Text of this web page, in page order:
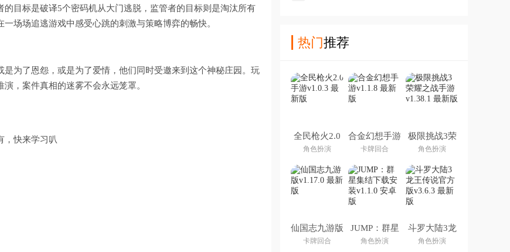
目标是破译5个密码机从大门逃脱，监管者的目标则是淘汰所有
场场追逃游戏中感受心跳的刺激与策略博弈的畅快。
为了恩怨，或是为了爱情，他们同时受邀来到这个神秘庄园。玩
，案件真相的迷雾不会永远笼罩。
，快来学习叭
热门推荐
全民枪火2.0
手游
角色扮演
合金幻想手游
卡牌回合
极限挑战3荣
耀之战手游
角色扮演
仙国志九游版
卡牌回合
JUMP：群星
集结下载安装
角色扮演
斗罗大陆3龙
王传说官方版
角色扮演